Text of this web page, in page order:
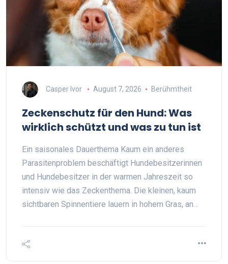
Casper Ivor August 7, 2026 Berühmtheit
Zeckenschutz für den Hund: Was
wirklich schützt und was zu tun ist
Ein saisonales Dauerthema Kaum ein anderes
Parasitenproblem beschäftigt Hundebesitzerinnen
und Hundebesitzer in der warmen Jahreszeit so
intensiv wie das Zeckenthema. Die kleinen, kaum
sichtbaren Spinnentiere lauern in hohem Gras, an…